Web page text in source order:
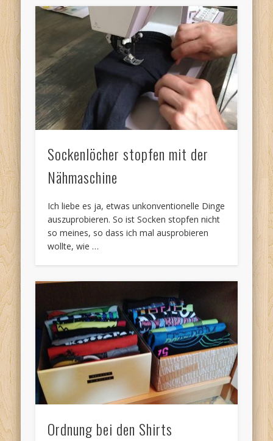
Sockenlöcher stopfen mit der
Nähmaschine
Ich liebe es ja, etwas unkonventionelle Dinge
auszuprobieren. So ist Socken stopfen nicht
so meines, so dass ich mal ausprobieren
wollte, wie …
Ordnung bei den Shirts